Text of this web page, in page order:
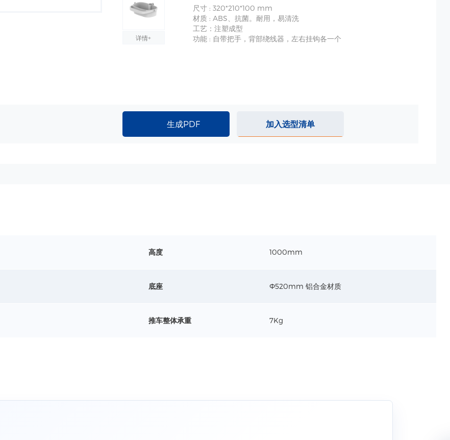
详情+
尺寸 : 320*210*100 mm
材质 : ABS、抗菌。耐用，易清洗
工艺：注塑成型
功能 : 自带把手，背部绕线器，左右挂钩各一个
生成PDF 加入选型清单
高度 1000mm
底座 Ф520mm 铝合金材质
推车整体承重 7Kg